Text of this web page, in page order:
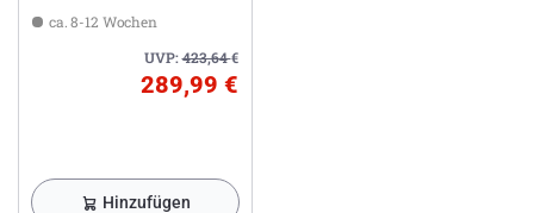
ca. 8-12 Wochen
UVP:423,64€
289,99 €
Hinzufügen